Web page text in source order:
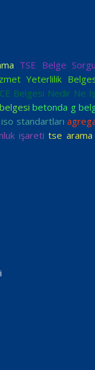
TSE Belge
Yeterlilik
CE Belgesi Nedir Ne
betonda g
iso standartları
işareti tse arama